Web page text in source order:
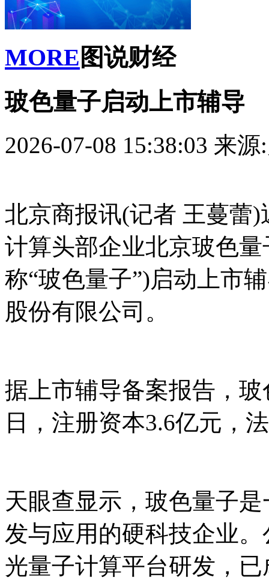
MORE 图说财经
玻色量子启动上市辅导
2026-07-08 15:38:03 来源
北京商报讯(记者 王蔓蕾
计算头部企业北京玻色
称“玻色量子”)启动上市
股份有限公司。
据上市辅导备案报告，
日，注册资本3.6亿元，
天眼查显示，玻色量子
发与应用的硬科技企业
光量子计算平台研发，